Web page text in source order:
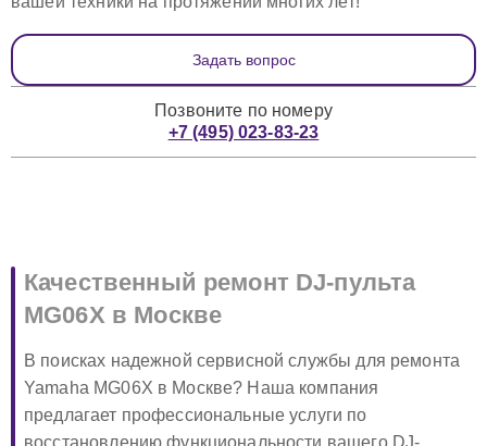
Задать вопрос
Позвоните по номеру
+7 (495) 023-83-23
Качественный ремонт DJ-пульта
MG06X в Москве
В поисках надежной сервисной службы для ремонта
Yamaha MG06X в Москве? Наша компания
предлагает профессиональные услуги по
восстановлению функциональности вашего DJ-